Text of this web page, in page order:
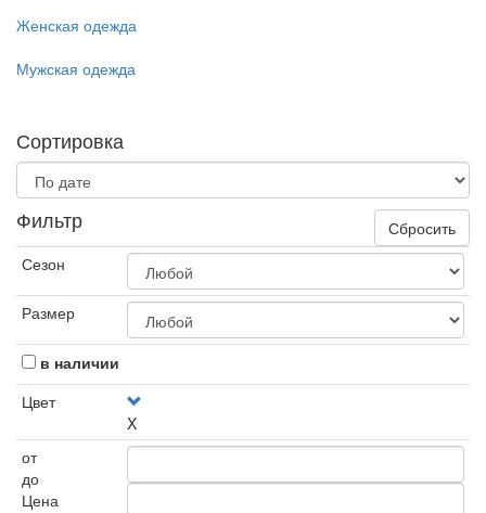
Женская одежда
Мужская одежда
Сортировка
Фильтр
Сбросить
Сезон
Размер
в наличии
Цвет
X
от
до
Цена